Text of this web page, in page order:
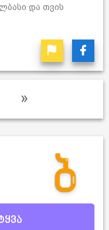
და თვის
»